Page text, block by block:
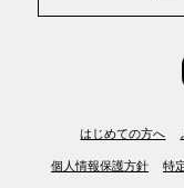
はじめての方へ
個人情報保護方針 特